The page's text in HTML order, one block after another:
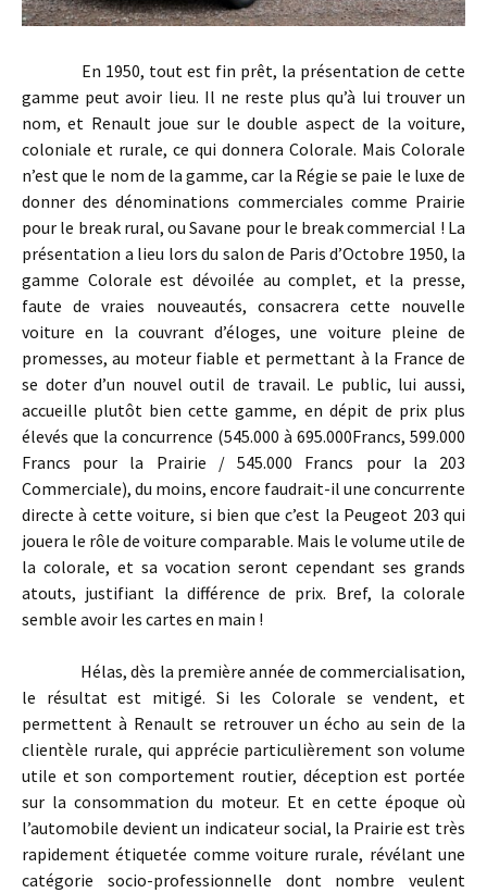
En 1950, tout est fin prêt, la présentation de cette
gamme peut avoir lieu. Il ne reste plus qu’à lui trouver un
nom, et Renault joue sur le double aspect de la voiture,
coloniale et rurale, ce qui donnera Colorale. Mais Colorale
n’est que le nom de la gamme, car la Régie se paie le luxe de
donner des dénominations commerciales comme Prairie
pour le break rural, ou Savane pour le break commercial ! La
présentation a lieu lors du salon de Paris d’Octobre 1950, la
gamme Colorale est dévoilée au complet, et la presse,
faute de vraies nouveautés, consacrera cette nouvelle
voiture en la couvrant d’éloges, une voiture pleine de
promesses, au moteur fiable et permettant à la France de
se doter d’un nouvel outil de travail. Le public, lui aussi,
accueille plutôt bien cette gamme, en dépit de prix plus
élevés que la concurrence (545.000 à 695.000Francs, 599.000
Francs pour la Prairie / 545.000 Francs pour la 203
Commerciale), du moins, encore faudrait-il une concurrente
directe à cette voiture, si bien que c’est la Peugeot 203 qui
jouera le rôle de voiture comparable. Mais le volume utile de
la colorale, et sa vocation seront cependant ses grands
atouts, justifiant la différence de prix. Bref, la colorale
semble avoir les cartes en main !
Hélas, dès la première année de commercialisation,
le résultat est mitigé. Si les Colorale se vendent, et
permettent à Renault se retrouver un écho au sein de la
clientèle rurale, qui apprécie particulièrement son volume
utile et son comportement routier, déception est portée
sur la consommation du moteur. Et en cette époque où
l’automobile devient un indicateur social, la Prairie est très
rapidement étiquetée comme voiture rurale, révélant une
catégorie socio-professionnelle dont nombre veulent